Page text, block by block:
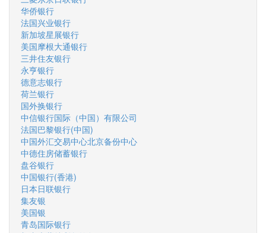
华侨银行
法国兴业银行
新加坡星展银行
美国摩根大通银行
三井住友银行
永亨银行
德意志银行
荷兰银行
国外换银行
中信银行国际（中国）有限公司
法国巴黎银行(中国)
中国外汇交易中心北京备份中心
中德住房储蓄银行
盘谷银行
中国银行(香港)
日本日联银行
集友银
美国银
青岛国际银行